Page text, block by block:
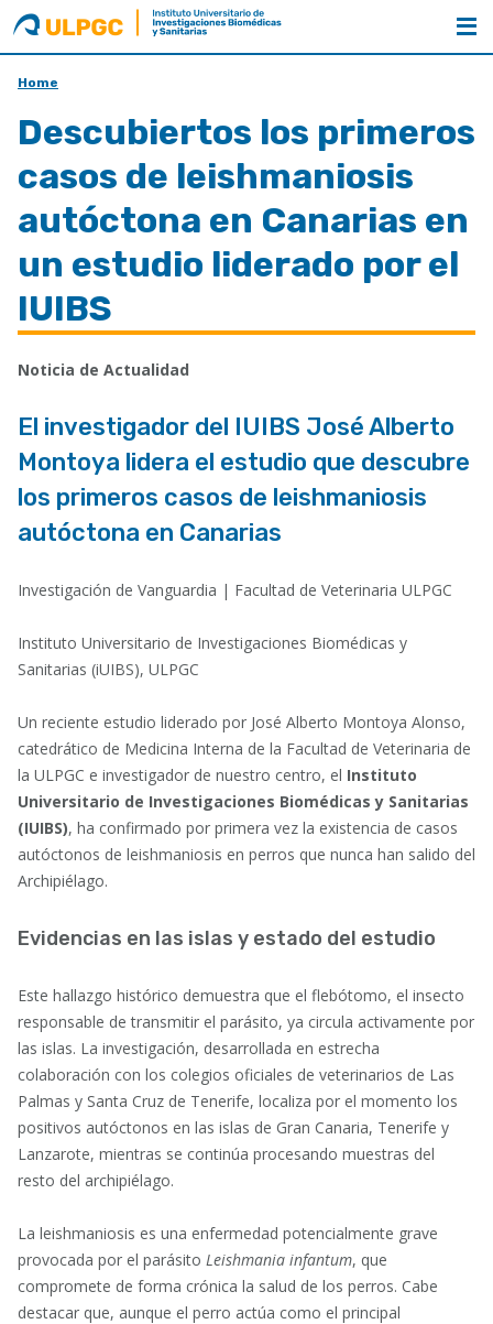
ULPGC
Nombre
unidad
Home
Descubiertos los primeros
casos de leishmaniosis
autóctona en Canarias en
un estudio liderado por el
IUIBS
Noticia de Actualidad
El investigador del IUIBS José Alberto
Montoya lidera el estudio que descubre
los primeros casos de leishmaniosis
autóctona en Canarias
Investigación de Vanguardia | Facultad de Veterinaria ULPGC
Instituto Universitario de Investigaciones Biomédicas y
Sanitarias (iUIBS), ULPGC
Un reciente estudio liderado por José Alberto Montoya Alonso,
catedrático de Medicina Interna de la Facultad de Veterinaria de
la ULPGC e investigador de nuestro centro, el Instituto
Universitario de Investigaciones Biomédicas y Sanitarias
(IUIBS), ha confirmado por primera vez la existencia de casos
autóctonos de leishmaniosis en perros que nunca han salido del
Archipiélago.
Evidencias en las islas y estado del estudio
Este hallazgo histórico demuestra que el flebótomo, el insecto
responsable de transmitir el parásito, ya circula activamente por
las islas. La investigación, desarrollada en estrecha
colaboración con los colegios oficiales de veterinarios de Las
Palmas y Santa Cruz de Tenerife, localiza por el momento los
positivos autóctonos en las islas de Gran Canaria, Tenerife y
Lanzarote, mientras se continúa procesando muestras del
resto del archipiélago.
La leishmaniosis es una enfermedad potencialmente grave
provocada por el parásito Leishmania infantum, que
compromete de forma crónica la salud de los perros. Cabe
destacar que, aunque el perro actúa como el principal